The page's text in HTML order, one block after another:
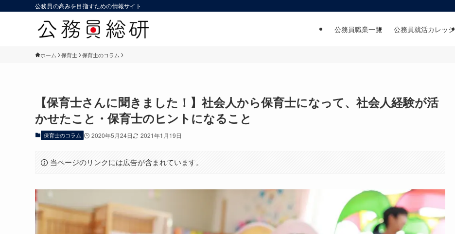
公務員の高みを目指すための情報サイト
公務員職業一覧 公務員就活カレッジ
ホーム 保育士 保育士のコラム
【保育士さんに聞きました！】社会人から保育士になって、社会人経験が活
かせたこと・保育士のヒントになること
保育士のコラム 2020年5月24日 2021年1月19日
当ページのリンクには広告が含まれています。